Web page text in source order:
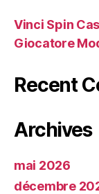
Vinci Spin
Giocatore
Recent
Archives
mai 2026
décembre